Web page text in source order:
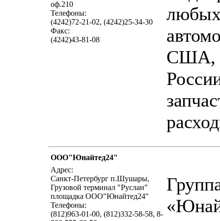
оф.210
Телефоны:
(4242)72-21-02, (4242)25-34-30
Факс:
(4242)43-81-08
США,
ООО"Юнайтед24"
Адрес:
Санкт-Петербург п.Шушары,
Грузовой терминал "Руслан"
площадка ООО"Юнайтед24"
Телефоны:
(812)963-01-00, (812)332-58-58, 8-